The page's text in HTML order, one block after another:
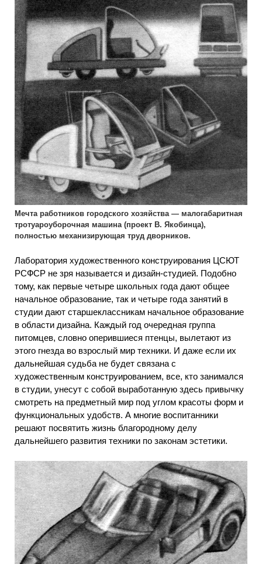
Мечта работников городского хозяйства — малогабаритная
тротуароуборочная машина (проект В. Якобинца),
полностью механизирующая труд дворников.
Лаборатория художественного конструирования ЦСЮТ
РСФСР не зря называется и дизайн-студией. Подобно
тому, как первые четыре школьных года дают общее
начальное образование, так и четыре года занятий в
студии дают старшеклассникам начальное образование
в области дизайна. Каждый год очередная группа
питомцев, словно оперившиеся птенцы, вылетают из
этого гнезда во взрослый мир техники. И даже если их
дальнейшая судьба не будет связана с
художественным конструированием, все, кто занимался
в студии, унесут с собой выработанную здесь привычку
смотреть на предметный мир под углом красоты форм и
функциональных удобств. А многие воспитанники
решают посвятить жизнь благородному делу
дальнейшего развития техники по законам эстетики.